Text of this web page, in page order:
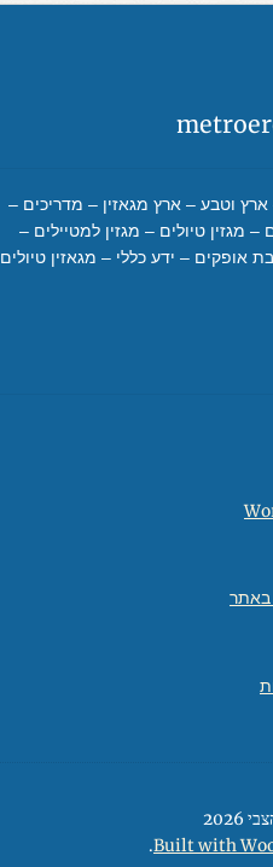
ארץ וטבע – ארץ מגאזין – מדריכים –
– מגזין טיולים – מגזין למטיילים –
אופקים – ידע כללי – מגאזין טיולים
באתר
Built with
.